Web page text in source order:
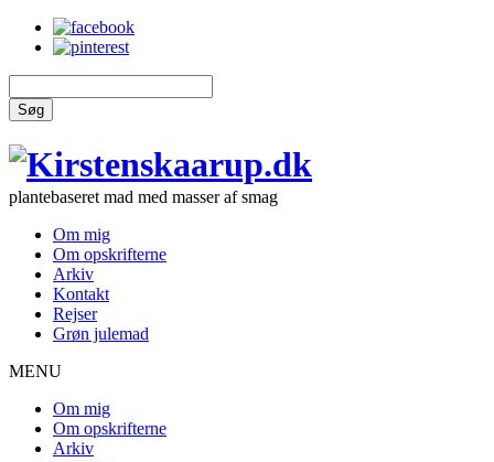
Søg
plantebaseret mad med masser af smag
Om mig
Om opskrifterne
Arkiv
Kontakt
Rejser
Grøn julemad
MENU
Om mig
Om opskrifterne
Arkiv